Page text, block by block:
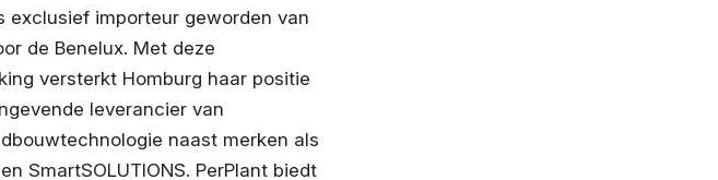
exclusief importeur geworden van
de Benelux. Met deze
versterkt Homburg haar positie
leverancier van
naast merken als
SmartSOLUTIONS. PerPlant biedt